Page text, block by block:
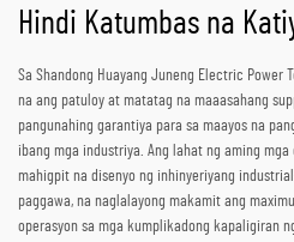
Hindi Katumbas na
Sa Shandong Huayang Juneng Electric
na ang patuloy at matatag na maaasahang
pangunahing garantiya para sa maayos na
ibang mga industriya. Ang lahat ng aming
mahigpit na disenyo ng inhinyeriyang
paggawa, na naglalayong makamit ang
operasyon sa mga kumplikadong kapaligiran